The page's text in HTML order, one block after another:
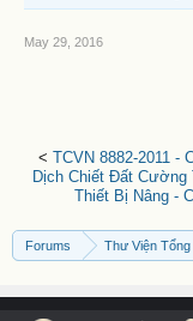
May 29, 2016
< TCVN 8882-2011 -
Dịch Chiết Đất Cường
Thiết Bị Nâng -
Forums Thư Viện